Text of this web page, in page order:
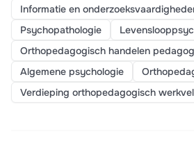
Informatie en
Psychopathologie
Orthopedagogisch handelen
Algemene psychologie
Verdieping orthopedagogisch